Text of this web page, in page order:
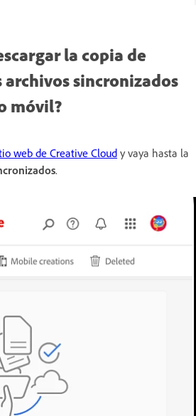
la copia de
archivos sincronizados
móvil?
web de Creative Cloud y vaya hasta la
.